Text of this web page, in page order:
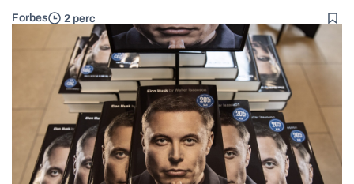
Forbes 2 perc